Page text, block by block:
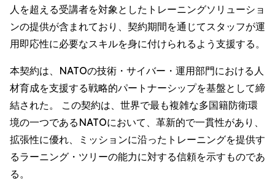
人を超える受講者を対象としたトレーニングソリューショ
ンの提供が含まれており、契約期間を通じてスタッフが運
用即応性に必要なスキルを身に付けられるよう支援する。
本契約は、NATOの技術・サイバー・運用部門における人
材育成を支援する戦略的パートナーシップを基盤として締
結された。 この契約は、世界で最も複雑な多国籍防衛環
境の一つであるNATOにおいて、革新的で一貫性があり、
拡張性に優れ、ミッションに沿ったトレーニングを提供す
るラーニング・ツリーの能力に対する信頼を示すものであ
る。